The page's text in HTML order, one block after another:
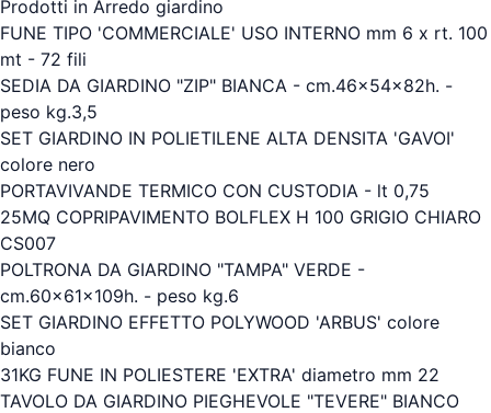
Prodotti in Arredo giardino
FUNE TIPO 'COMMERCIALE' USO INTERNO mm 6 x rt. 100
mt - 72 fili
SEDIA DA GIARDINO "ZIP" BIANCA - cm.46x54x82h. -
peso kg.3,5
SET GIARDINO IN POLIETILENE ALTA DENSITA 'GAVOI'
colore nero
PORTAVIVANDE TERMICO CON CUSTODIA - lt 0,75
25MQ COPRIPAVIMENTO BOLFLEX H 100 GRIGIO CHIARO
CS007
POLTRONA DA GIARDINO "TAMPA" VERDE -
cm.60x61x109h. - peso kg.6
SET GIARDINO EFFETTO POLYWOOD 'ARBUS' colore
bianco
31KG FUNE IN POLIESTERE 'EXTRA' diametro mm 22
TAVOLO DA GIARDINO PIEGHEVOLE "TEVERE" BIANCO